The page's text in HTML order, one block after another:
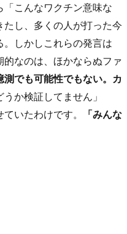
こんなワクチン意味な
し、多くの人が打った今
しかしこれらの発言は
なのは、ほかならぬファ
でも可能性でもない。カ
か検証してません」
いたわけです。
「みんな